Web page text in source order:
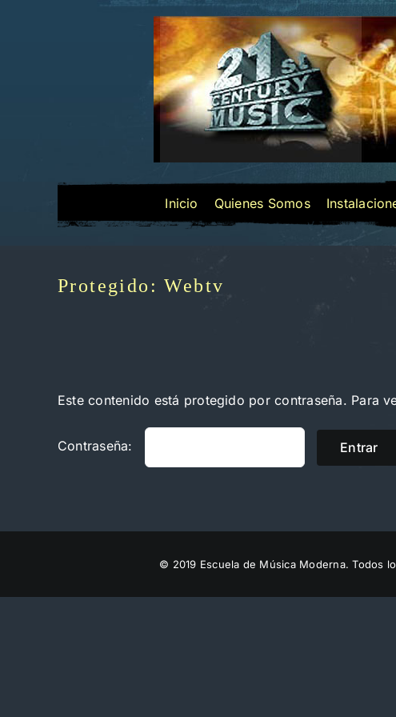
Inicio Quienes Somos
Protegido: Webtv
Este contenido está protegido por contraseña. Para
Contraseña:
© 2019 Escuela de Música Moderna. Todos